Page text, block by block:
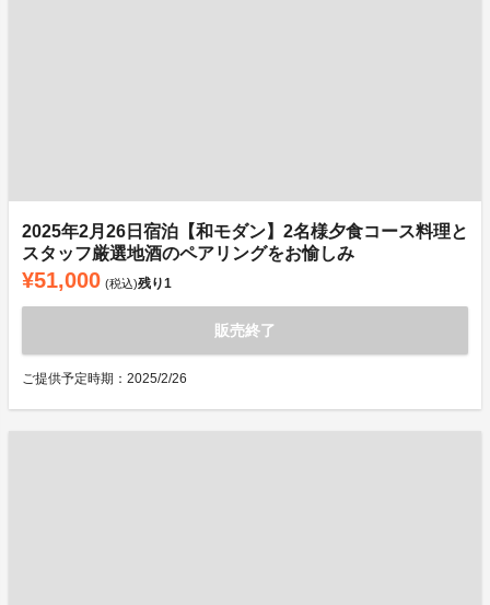
2025年2月26日宿泊【和モダン】2名様夕食コース料理と
スタッフ厳選地酒のペアリングをお愉しみ
¥51,000 (税込)残り1
販売終了
ご提供予定時期：2025/2/26